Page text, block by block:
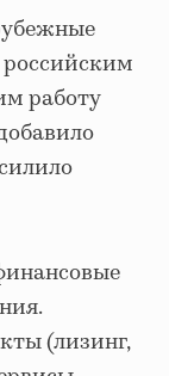
работу
(лизинг,